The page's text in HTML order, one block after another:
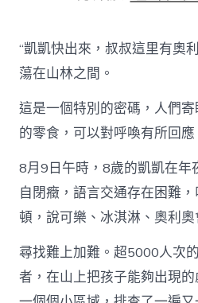
類
“凱凱快出來，叔叔這里有奧
蕩在山林之間。
這是一個特別的密碼，人們
的零食，可以對呼喚有所回應
8月9日午時，8歲的凱凱在年
自閉癥，語言交通存在困難
頓，說可樂、冰淇淋、奧利奧
尋找難上加難。超5000人次
者，在山上把孩子能夠出現